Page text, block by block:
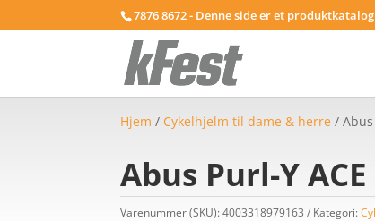
7876 8672 - Denne side er et
Hjem / Cykelhjelm til dame & herre /
Abus Purl-Y
Varenummer (SKU):4003318979163 Kategori: